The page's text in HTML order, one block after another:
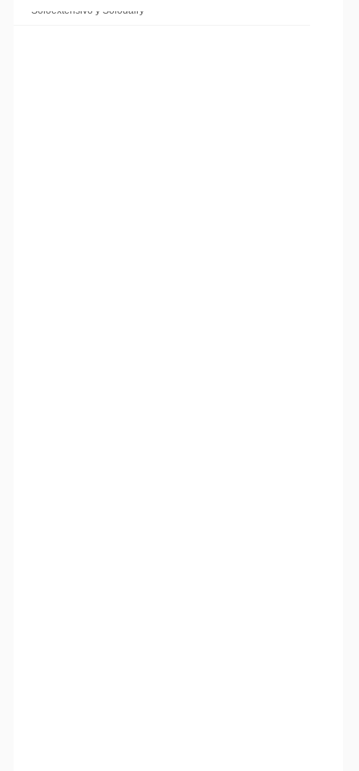
Soloextensivo y Solodairy